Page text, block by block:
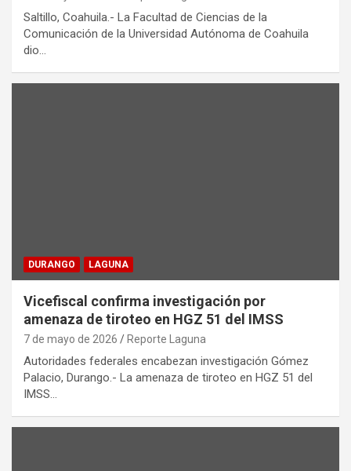
Saltillo, Coahuila.- La Facultad de Ciencias de la
Comunicación de la Universidad Autónoma de Coahuila
dio…
DURANGO LAGUNA
Vicefiscal confirma investigación por
amenaza de tiroteo en HGZ 51 del IMSS
7 de mayo de 2026 Reporte Laguna
Autoridades federales encabezan investigación Gómez
Palacio, Durango.- La amenaza de tiroteo en HGZ 51 del
IMSS…